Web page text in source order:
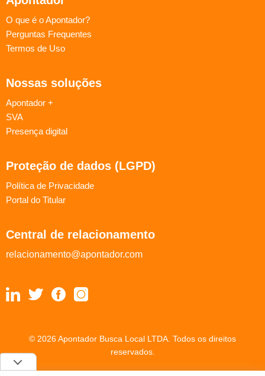
O que é o Apontador?
Perguntas Frequentes
Termos de Uso
Nossas soluções
Apontador +
SVA
Presença digital
Proteção de dados (LGPD)
Política de Privacidade
Portal do Titular
Central de relacionamento
relacionamento@apontador.com
© 2026 Apontador Busca Local LTDA. Todos os direitos
reservados.